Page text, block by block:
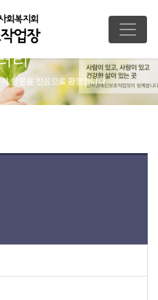
리
방문을 진심으로 환영합니다.